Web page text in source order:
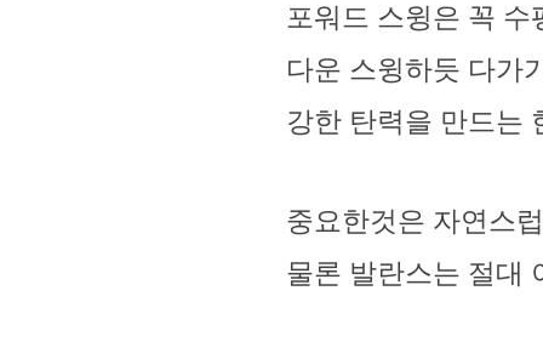
포워드 스윙은 꼭
다운 스윙하듯 다가
강한 탄력을 만드는
중요한것은 자연스
물론 발란스는 절대